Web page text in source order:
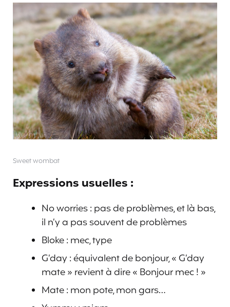
Sweet wombat
Expressions usuelles :
No worries : pas de problèmes, et là bas,
il n’y a pas souvent de problèmes
Bloke : mec, type
G’day : équivalent de bonjour, « G’day
mate » revient à dire « Bonjour mec ! »
Mate : mon pote, mon gars…